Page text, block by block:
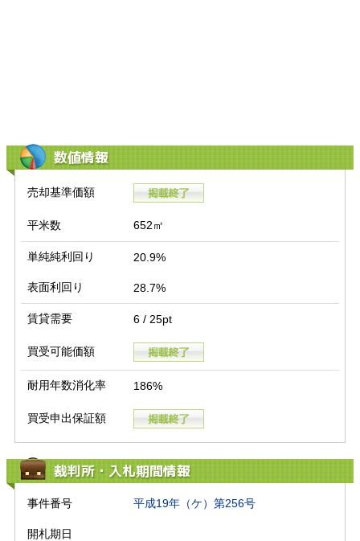
数値情報
売却基準価額
平米数 652㎡
単純純利回り 20.9%
表面利回り 28.7%
賃貸需要 6 / 25pt
買受可能価額
耐用年数消化率 186%
買受申出保証額
裁判所・入札期間情報
事件番号 平成19年（ケ）第256号
開札期日